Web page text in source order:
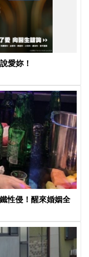
愛妳！
性侵！醒來婚姻全